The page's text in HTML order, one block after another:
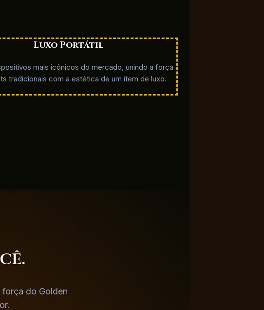
Luxo Portátil
mais icônicos do mercado, unindo a força
tradicionais com a estética de um item de luxo.
do Golden